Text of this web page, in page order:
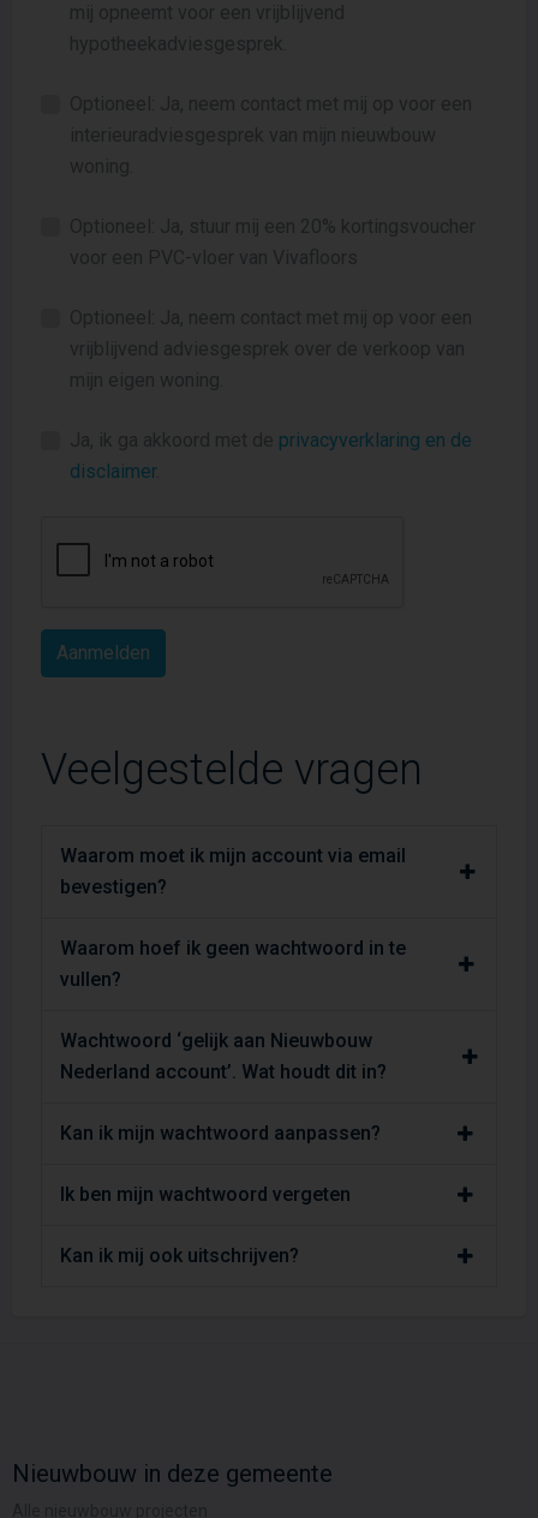
mij opneemt voor een vrijblijvend
hypotheekadviesgesprek.
Optioneel: Ja, neem contact met mij op voor een
interieuradviesgesprek van mijn nieuwbouw
woning.
Optioneel: Ja, stuur mij een 20% kortingsvoucher
voor een PVC-vloer van Vivafloors
Optioneel: Ja, neem contact met mij op voor een
vrijblijvend adviesgesprek over de verkoop van
mijn eigen woning.
Ja, ik ga akkoord met de privacyverklaring en de
disclaimer.
Veelgestelde vragen
Waarom moet ik mijn account via email
bevestigen?
Waarom hoef ik geen wachtwoord in te
vullen?
Wachtwoord ‘gelijk aan Nieuwbouw
Nederland account’. Wat houdt dit in?
Kan ik mijn wachtwoord aanpassen?
Ik ben mijn wachtwoord vergeten
Kan ik mij ook uitschrijven?
Nieuwbouw in deze gemeente